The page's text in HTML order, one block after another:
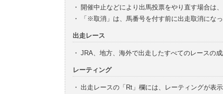
・ 開催中止などにより出馬投票をやり直す場合は
・
「※取消」は、馬番号を付す前に出走取消にな
出走レース
・ JRA、地方、海外で出走したすべてのレースの
レーティング
・ 出走レースの「Rt」欄には、レーティングが表